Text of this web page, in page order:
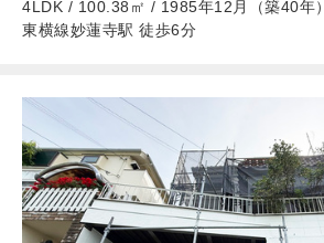
4LDK / 100.38㎡ / 1985年12月（築40年）
東横線妙蓮寺駅 徒歩6分